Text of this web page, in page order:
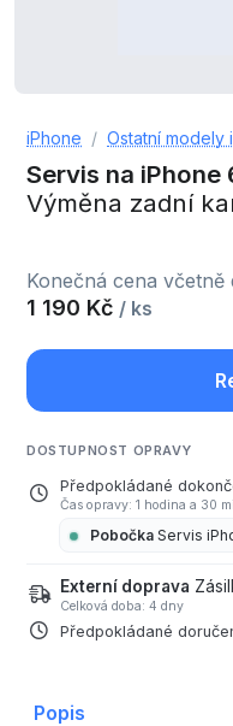
iPhone Ostatní modely
Servis na iPhone
Výměna zadní
Konečná cena včetně
1 190 Kč / ks
DOSTUPNOST OPRAVY
Předpokládané
Čas opravy: 1 hodina a 30
Pobočka Servis
Externí doprava
Celková doba: 4 dny
Předpokládané
Popis